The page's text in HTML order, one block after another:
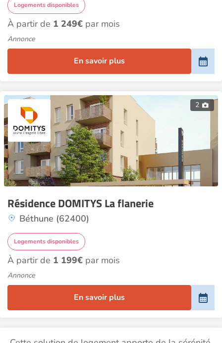
Logements disponibles
À partir de 1 249€ par mois
Annonce
En savoir plus
2
Résidence DOMITYS La flanerie
Béthune (62400)
Logements disponibles
À partir de 1 199€ par mois
Annonce
En savoir plus